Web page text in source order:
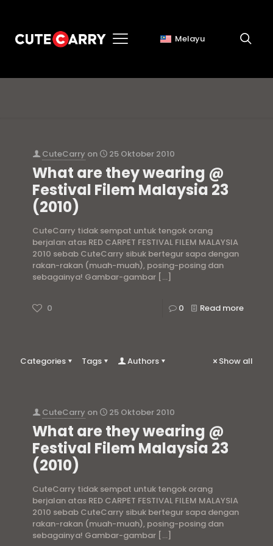
Melayu
CuteCarry on 25 Oktober 2010
What are they wearing @
Festival Filem Malaysia 23
(2010)
CuteCarry tidak sempat untuk tengok orang
berjalan atas RED CARPET FESTIVAL FILEM MALAYSIA
2010 sebab CuteCarry sibuk bertegur sapa dengan
rakan-rakan (muah-muah), posing-posing dan
sebagainya! Gambar-gambar […]
0 0 Read more
Categories Tags Authors Show all
CuteCarry on 25 Oktober 2010
What are they wearing @
Festival Filem Malaysia 23
(2010)
CuteCarry tidak sempat untuk tengok orang
berjalan atas RED CARPET FESTIVAL FILEM MALAYSIA
2010 sebab CuteCarry sibuk bertegur sapa dengan
rakan-rakan (muah-muah), posing-posing dan
sebagainya! Gambar-gambar […]